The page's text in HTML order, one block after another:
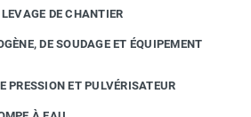
DE CHANTIER
DE SOUDAGE ET ÉQUIPEMENT
PRESSION ET PULVÉRISATEUR